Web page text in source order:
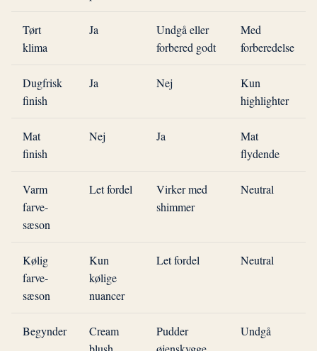
Tørt
klima
Ja
Undgå eller
forbered godt
Med
forberedelse
Dugfrisk
finish
Ja Nej
Kun
highlighter
Mat
finish
Nej Ja
Mat
flydende
Varm
farve-
sæson
Let fordel
Virker med
shimmer
Neutral
Kølig
farve-
sæson
Kun
kølige
nuancer
Let fordel Neutral
Begynder
Cream
Pudder
Undgå